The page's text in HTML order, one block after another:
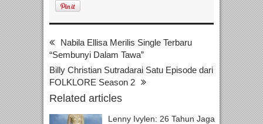
Nabila Ellisa Merilis Single Terbaru
“Sembunyi Dalam Tawa”
Billy Christian Sutradarai Satu Episode dari
FOLKLORE Season 2
Related articles
Lenny Ivylen: 26 Tahun Jaga